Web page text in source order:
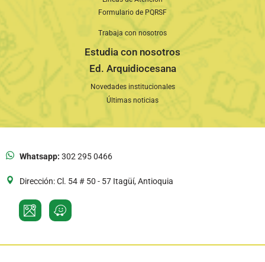
Formulario de PQRSF
Trabaja con nosotros
Estudia con nosotros
Ed. Arquidiocesana
Novedades institucionales
Últimas noticias
Whatsapp: 302 295 0466
Dirección: Cl. 54 # 50 - 57 Itagüí, Antioquia